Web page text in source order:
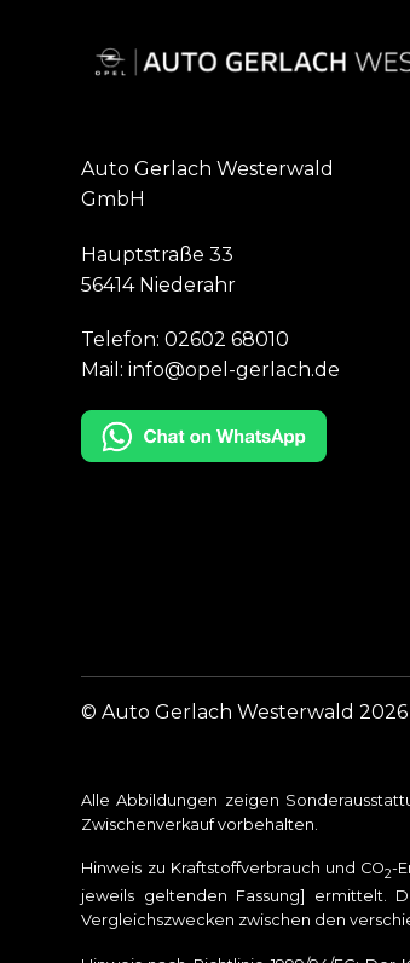
Auto Gerlach Westerwald
GmbH
Hauptstraße 33
56414 Niederahr
Telefon:02602 68010
Mail: info@opel-gerlach.de
© Auto Gerlach Westerwald 2026
Alle Abbildungen zeigen
Zwischenverkauf vorbehalten.
Hinweis zu Kraftstoffverbrauch und CO2-
jeweils geltenden Fassung] ermittelt.
Vergleichszwecken zwischen den